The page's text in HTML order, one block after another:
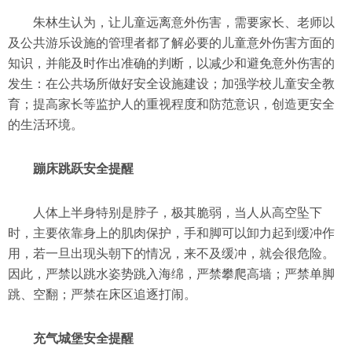
朱林生认为，让儿童远离意外伤害，需要家长、老师以
及公共游乐设施的管理者都了解必要的儿童意外伤害方面的
知识，并能及时作出准确的判断，以减少和避免意外伤害的
发生：在公共场所做好安全设施建设；加强学校儿童安全教
育；提高家长等监护人的重视程度和防范意识，创造更安全
的生活环境。
蹦床跳跃安全提醒
人体上半身特别是脖子，极其脆弱，当人从高空坠下
时，主要依靠身上的肌肉保护，手和脚可以卸力起到缓冲作
用，若一旦出现头朝下的情况，来不及缓冲，就会很危险。
因此，严禁以跳水姿势跳入海绵，严禁攀爬高墙；严禁单脚
跳、空翻；严禁在床区追逐打闹。
充气城堡安全提醒